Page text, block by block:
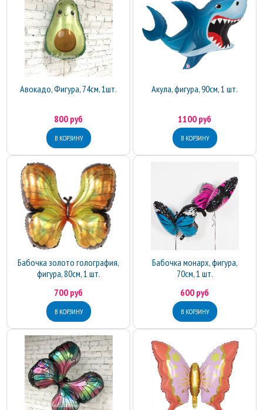
Авокадо, Фигура, 74см, 1шт.
800 руб
Акула, фигура, 90см, 1 шт.
1100 руб
Бабочка золото голография,
фигура, 80см, 1 шт.
700 руб
Бабочка монарх, фигура,
70см, 1 шт.
600 руб